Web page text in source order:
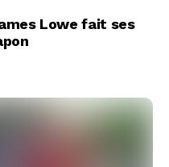
Lowe fait ses